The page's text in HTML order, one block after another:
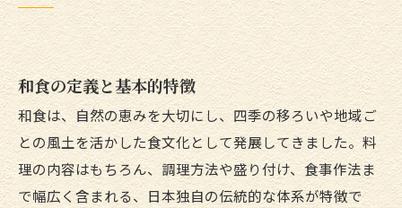
埼玉県白岡市で埼玉県白岡市 和食が選ばれる
（求められる）理由について
埼玉県白岡市について
アクセス
関連エリア
対応地域
和食の定義と基本的特徴
和食は、自然の恵みを大切にし、四季の移ろいや地域ご
との風土を活かした食文化として発展してきました。料
理の内容はもちろん、調理方法や盛り付け、食事作法ま
で幅広く含まれる、日本独自の伝統的な体系が特徴で